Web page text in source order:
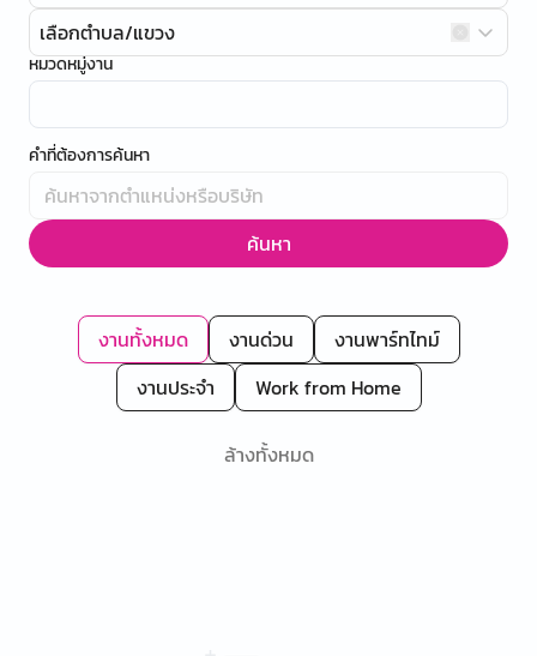
เลือกตำบล/แขวง
หมวดหมู่งาน
คำที่ต้องการค้นหา
ค้นหา
งานทั้งหมด งานด่วน
งานพาร์ทไทม์
งานประจำ
Work from Home
ล้างทั้งหมด